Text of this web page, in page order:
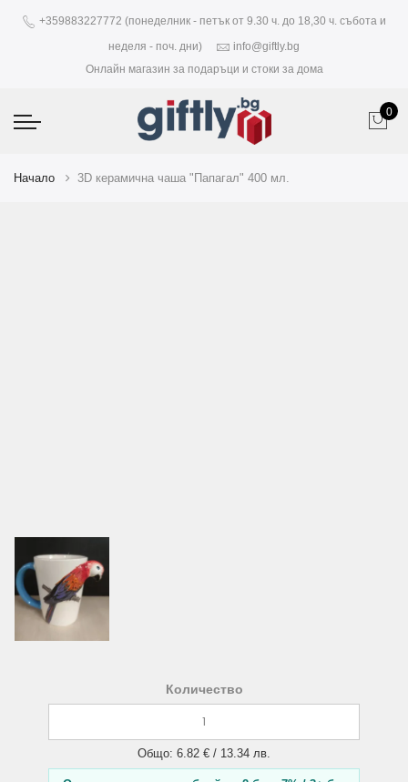
+359883227772 (понеделник - петък от 9.30 ч. до 18,30 ч. събота и
неделя - поч. дни)
info@giftly.bg
Онлайн магазин за подаръци и стоки за дома
0
Начало 3D керамична чаша "Папагал" 400 мл.
Количество
Общо: 6.82 € / 13.34 лв.